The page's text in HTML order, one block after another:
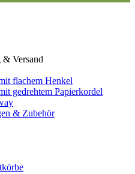
& Versand
flachem Henkel
gedrehtem Papierkordel
& Zubehör